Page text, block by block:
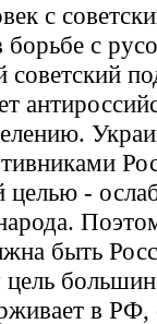
с
с
советский
целью -
быть
в РФ,